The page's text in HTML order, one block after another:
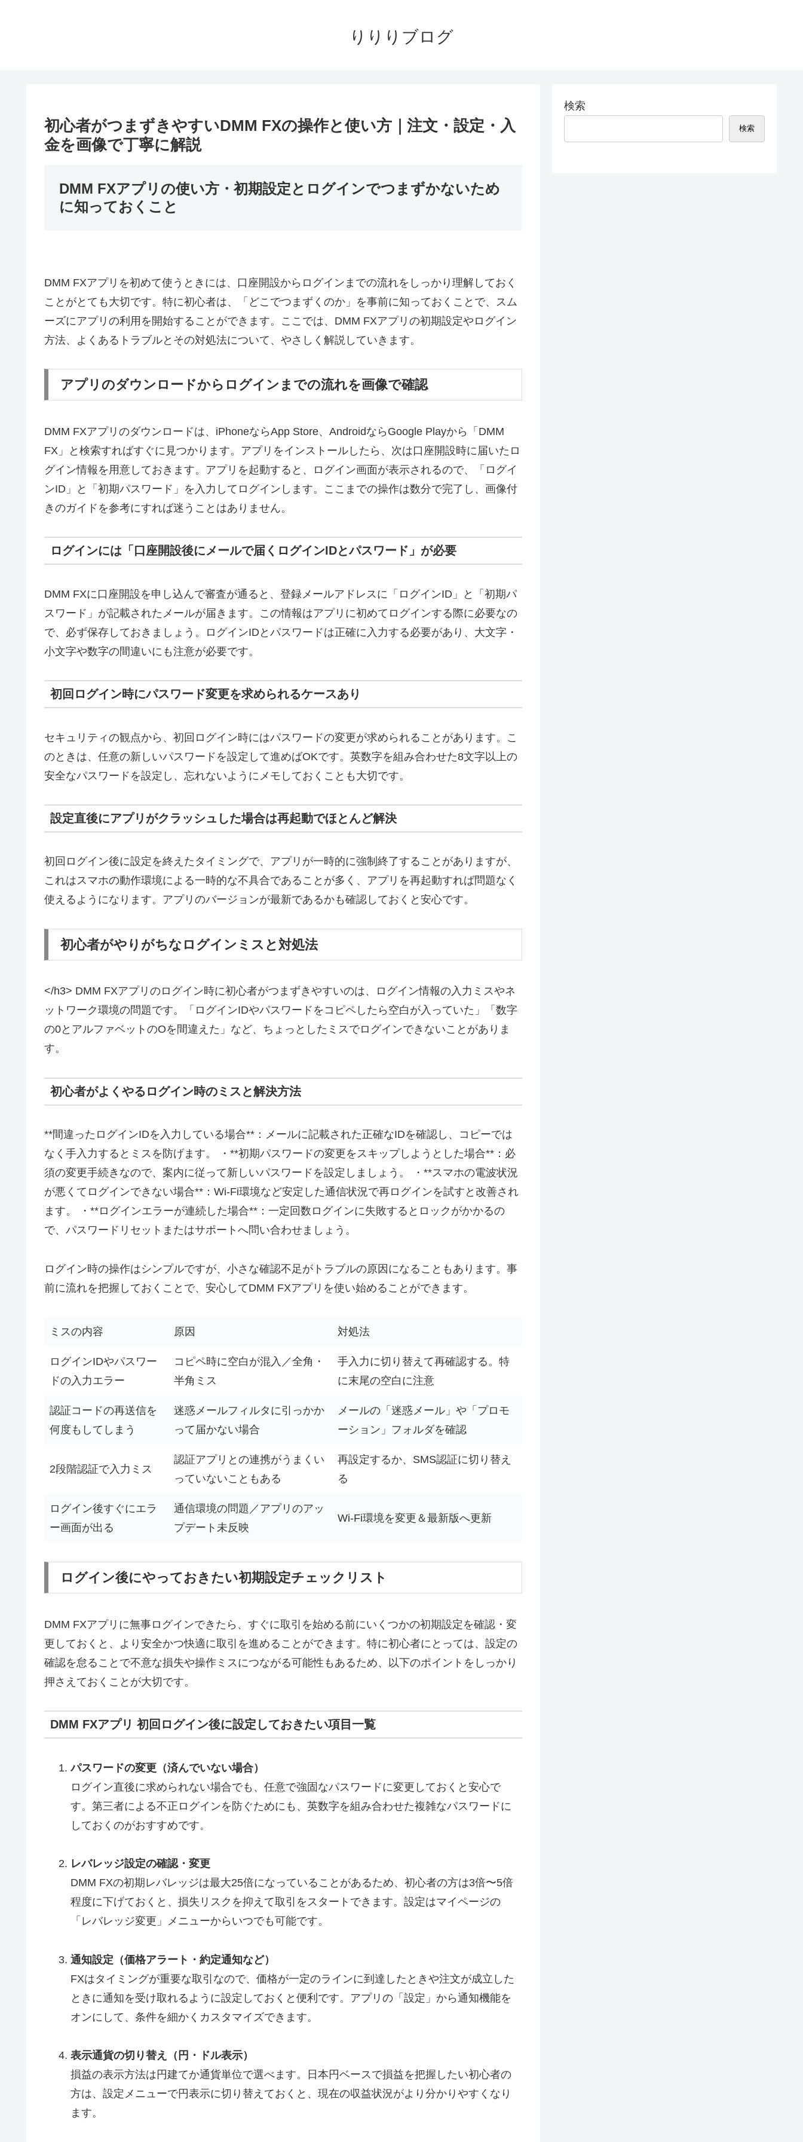
りりりブログ
初心者がつまずきやすいDMM FXの操作と使い方｜注文・設定・入
金を画像で丁寧に解説
DMM FXアプリの使い方・初期設定とログインでつまずかないため
に知っておくこと
DMM FXアプリを初めて使うときには、口座開設からログインまでの流れをしっかり理解しておく
ことがとても大切です。特に初心者は、「どこでつまずくのか」を事前に知っておくことで、スム
ーズにアプリの利用を開始することができます。ここでは、DMM FXアプリの初期設定やログイン
方法、よくあるトラブルとその対処法について、やさしく解説していきます。
アプリのダウンロードからログインまでの流れを画像で確認
DMM FXアプリのダウンロードは、iPhoneならApp Store、AndroidならGoogle Playから「DMM
FX」と検索すればすぐに見つかります。アプリをインストールしたら、次は口座開設時に届いたロ
グイン情報を用意しておきます。アプリを起動すると、ログイン画面が表示されるので、「ログイ
ンID」と「初期パスワード」を入力してログインします。ここまでの操作は数分で完了し、画像付
きのガイドを参考にすれば迷うことはありません。
ログインには「口座開設後にメールで届くログインIDとパスワード」が必要
DMM FXに口座開設を申し込んで審査が通ると、登録メールアドレスに「ログインID」と「初期パ
スワード」が記載されたメールが届きます。この情報はアプリに初めてログインする際に必要なの
で、必ず保存しておきましょう。ログインIDとパスワードは正確に入力する必要があり、大文字・
小文字や数字の間違いにも注意が必要です。
初回ログイン時にパスワード変更を求められるケースあり
セキュリティの観点から、初回ログイン時にはパスワードの変更が求められることがあります。こ
のときは、任意の新しいパスワードを設定して進めばOKです。英数字を組み合わせた8文字以上の
安全なパスワードを設定し、忘れないようにメモしておくことも大切です。
設定直後にアプリがクラッシュした場合は再起動でほとんど解決
初回ログイン後に設定を終えたタイミングで、アプリが一時的に強制終了することがありますが、
これはスマホの動作環境による一時的な不具合であることが多く、アプリを再起動すれば問題なく
使えるようになります。アプリのバージョンが最新であるかも確認しておくと安心です。
初心者がやりがちなログインミスと対処法
</h3> DMM FXアプリのログイン時に初心者がつまずきやすいのは、ログイン情報の入力ミスやネ
ットワーク環境の問題です。「ログインIDやパスワードをコピペしたら空白が入っていた」「数字
の0とアルファベットのOを間違えた」など、ちょっとしたミスでログインできないことがありま
す。
初心者がよくやるログイン時のミスと解決方法
**間違ったログインIDを入力している場合**：メールに記載された正確なIDを確認し、コピーでは
なく手入力するとミスを防げます。 ・**初期パスワードの変更をスキップしようとした場合**：必
須の変更手続きなので、案内に従って新しいパスワードを設定しましょう。 ・**スマホの電波状況
が悪くてログインできない場合**：Wi-Fi環境など安定した通信状況で再ログインを試すと改善され
ます。 ・**ログインエラーが連続した場合**：一定回数ログインに失敗するとロックがかかるの
で、パスワードリセットまたはサポートへ問い合わせましょう。
ログイン時の操作はシンプルですが、小さな確認不足がトラブルの原因になることもあります。事
前に流れを把握しておくことで、安心してDMM FXアプリを使い始めることができます。
ミスの内容 原因 対処法
ログインIDやパスワー
ドの入力エラー
コピペ時に空白が混入／全角・
半角ミス
手入力に切り替えて再確認する。特
に末尾の空白に注意
認証コードの再送信を
何度もしてしまう
迷惑メールフィルタに引っかか
って届かない場合
メールの「迷惑メール」や「プロモ
ーション」フォルダを確認
2段階認証で入力ミス
認証アプリとの連携がうまくい
っていないこともある
再設定するか、SMS認証に切り替え
る
ログイン後すぐにエラ
ー画面が出る
通信環境の問題／アプリのアッ
プデート未反映
Wi-Fi環境を変更＆最新版へ更新
ログイン後にやっておきたい初期設定チェックリスト
DMM FXアプリに無事ログインできたら、すぐに取引を始める前にいくつかの初期設定を確認・変
更しておくと、より安全かつ快適に取引を進めることができます。特に初心者にとっては、設定の
確認を怠ることで不意な損失や操作ミスにつながる可能性もあるため、以下のポイントをしっかり
押さえておくことが大切です。
DMM FXアプリ 初回ログイン後に設定しておきたい項目一覧
パスワードの変更（済んでいない場合）
ログイン直後に求められない場合でも、任意で強固なパスワードに変更しておくと安心で
す。第三者による不正ログインを防ぐためにも、英数字を組み合わせた複雑なパスワードに
しておくのがおすすめです。
レバレッジ設定の確認・変更
DMM FXの初期レバレッジは最大25倍になっていることがあるため、初心者の方は3倍〜5倍
程度に下げておくと、損失リスクを抑えて取引をスタートできます。設定はマイページの
「レバレッジ変更」メニューからいつでも可能です。
通知設定（価格アラート・約定通知など）
FXはタイミングが重要な取引なので、価格が一定のラインに到達したときや注文が成立した
ときに通知を受け取れるように設定しておくと便利です。アプリの「設定」から通知機能を
オンにして、条件を細かくカスタマイズできます。
表示通貨の切り替え（円・ドル表示）
損益の表示方法は円建てか通貨単位で選べます。日本円ベースで損益を把握したい初心者の
方は、設定メニューで円表示に切り替えておくと、現在の収益状況がより分かりやすくなり
ます。
検索
検索